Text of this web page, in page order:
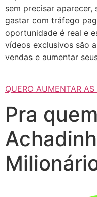
sem precisar
gastar com tráfego
oportunidade é real e
vídeos exclusivos são
vendas e aumentar
QUERO AUMENTAR
Pra